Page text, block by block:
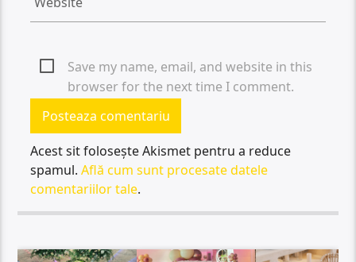
Save my name, email, and website in this
browser for the next time I comment.
Acest sit folosește Akismet pentru a reduce
spamul.Află cum sunt procesate datele
comentariilor tale.